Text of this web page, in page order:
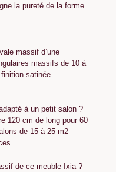
la pureté de la forme
massif d’une
massifs de 10 à
satinée.
à un petit salon ?
120 cm de long pour 60
de 15 à 25 m2
de ce meuble Ixia ?